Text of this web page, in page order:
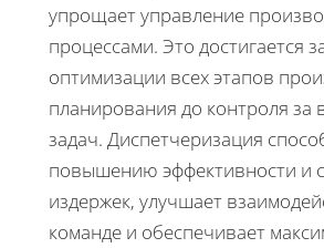
упрощает управление
процессами. Это достигается
оптимизации всех этапов
планирования до контроля за
задач. Диспетчеризация
повышению эффективности и
издержек, улучшает
команде и обеспечивает